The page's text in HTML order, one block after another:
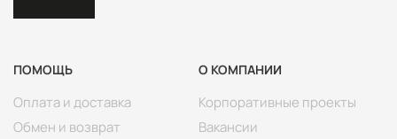
ПОМОЩЬ
Оплата и доставка
Обмен и возврат
О КОМПАНИИ
Корпоративные проекты
Вакансии